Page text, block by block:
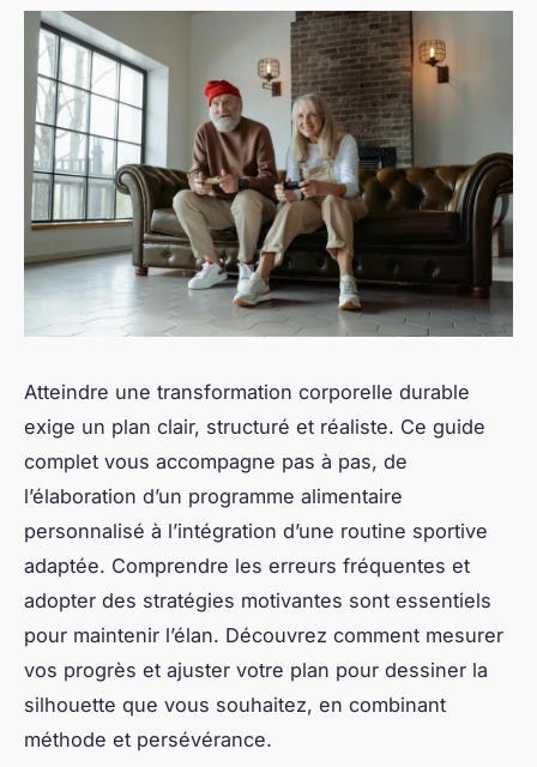
intégrer une activité physique adaptée qui complète
la stratégie nutritionnelle. Enfin, suivre
régulièrement ses progrès permet de rester sur la
bonne voie et de prévenir les rechutes.
Il est important de connaître les erreurs fréquentes
à éviter dès le départ. Par exemple, sauter des
repas ou adopter des régimes drastiques peuvent
compromettre la transformation corporelle en
ralentissant le métabolisme. De même, délaisser
rapides peut entraîner frustration et abandon. Pour
un succès durable, il faut privilégier une approche
équilibrée, qui intègre à la fois une alimentation
saine et un mode de vie actif.
Pour approfondir, découvrez unmeilleur régime
minceurqui allie efficacité et plaisir, en suivant ce
meilleur régime minceur. Ce guide minceur offre un
accompagnement complet pour une transformation
corporelle réussie, adaptée à chaque profil. En
adoptant ce plan de perte de poids structuré et
réaliste, vous maximisez vos chances de succès